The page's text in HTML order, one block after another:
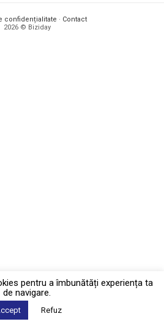
confidențialitate · Contact
2026 © Biziday
pentru a îmbunătăți experiența ta
de navigare.
Refuz